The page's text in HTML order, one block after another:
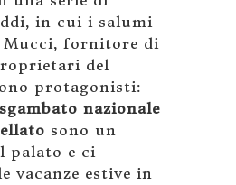
in cui i salumi
Mucci, fornitore di
del
protagonisti:
nazionale
sono un
palato e ci
vacanze estive in